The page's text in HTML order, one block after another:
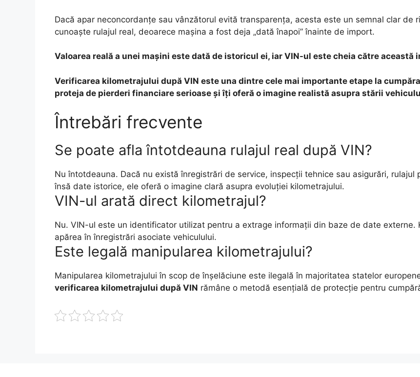
Dacă apar neconcordanțe sau vânzătorul evită transparența, acesta este un semnal clar de
cunoaște rulajul real, deoarece mașina a fost deja „dată înapoi” înainte de import.
Valoarea reală a unei mașini este dată de istoricul ei, iar VIN-ul este cheia către această
Verificarea kilometrajului după VIN este una dintre cele mai importante etape la
proteja de pierderi financiare serioase și îți oferă o imagine realistă asupra stării
Întrebări frecvente
Se poate afla întotdeauna rulajul real după VIN?
Nu întotdeauna. Dacă nu există înregistrări de service, inspecții tehnice sau asigurări,
însă date istorice, ele oferă o imagine clară asupra evoluției kilometrajului.
VIN-ul arată direct kilometrajul?
Nu. VIN-ul este un identificator utilizat pentru a extrage informații din baze de date externe.
apărea în înregistrări asociate vehiculului.
Este legală manipularea kilometrajului?
Manipularea kilometrajului în scop de înșelăciune este ilegală în majoritatea statelor
verificarea kilometrajului după VIN rămâne o metodă esențială de protecție pentru